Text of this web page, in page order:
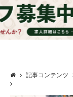
記事コンテンツ